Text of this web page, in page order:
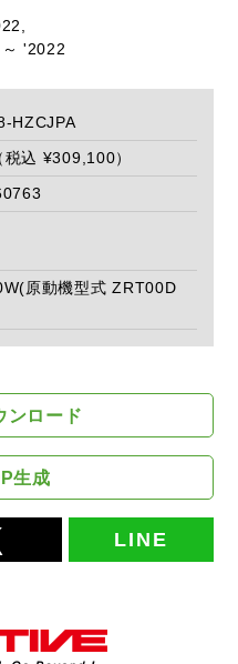
'2022
HZCJPA
込 ¥309,100）
原動機型式 ZRT00D
ンロード
生成
LINE